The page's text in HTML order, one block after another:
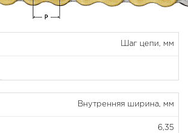
Шаг цепи, мм
Внутренняя ширина, мм
6,35